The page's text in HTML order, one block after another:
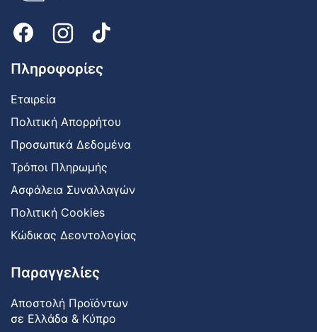
Πληροφορίες
Εταιρεία
Πολιτική Απορρήτου
Προσωπικά Δεδομένα
Τρόποι Πληρωμής
Ασφάλεια Συναλλαγών
Πολιτική Cookies
Κώδικας Δεοντολογίας
Παραγγελίες
Αποστολή Προϊόντων
σε Ελλάδα & Κύπρο